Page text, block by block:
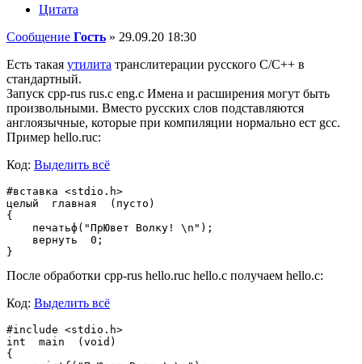
Цитата
Сообщение Гость » 29.09.20 18:30
Есть такая утилита транслитерации русского C/C++ в
стандартный.
Запуск cpp-rus rus.c eng.c Имена и расширения могут быть
произвольными. Bместо русских слов подставляются
англоязычные, которые при компиляции нормально ест gcc.
Пример hello.ruc:
Код: Выделить всё
#вставка <stdio.h>
целый  главная  (пусто)
{
    печатьф("ПрЮвет Волку! \n");
    вернуть  0;
После обработки cpp-rus hello.ruc hello.c получаем hello.c:
Код: Выделить всё
#include <stdio.h>
int  main  (void)
{